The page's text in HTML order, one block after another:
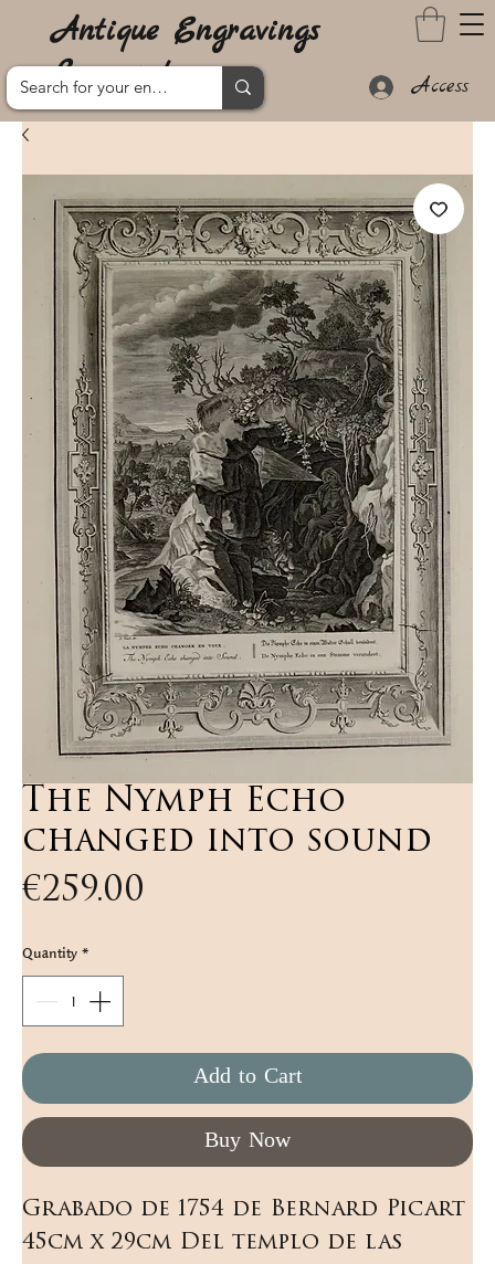
Antique Engravings
Lanzarote
Access
The Nymph Echo
changed into sound
€259.00
Quantity*
Add to Cart
Buy Now
Grabado de 1754 de Bernard Picart
45cm x 29cm Del templo de las